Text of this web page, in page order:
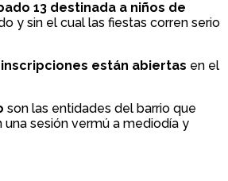
13 destinada a niños de
y sin el cual las fiestas corren serio
inscripciones están abiertas en el
son las entidades del barrio que
sesión vermú a mediodía y